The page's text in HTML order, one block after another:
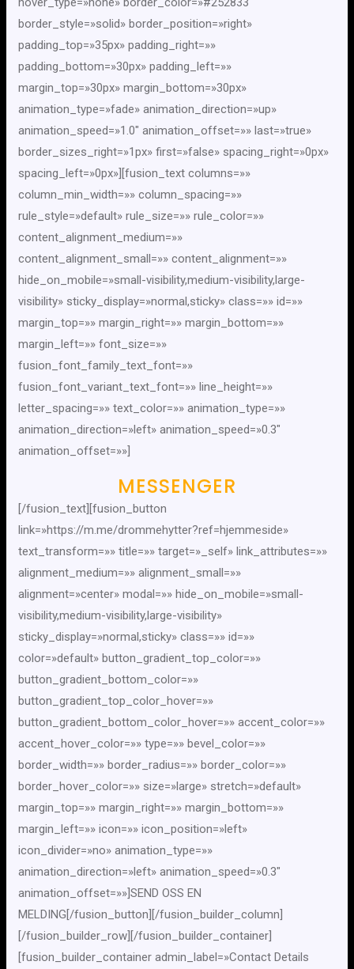
border_style=»solid» border_position=»right»
padding_top=»35px» padding_right=»»
padding_bottom=»30px» padding_left=»»
margin_top=»30px» margin_bottom=»30px»
animation_type=»fade» animation_direction=»up»
animation_speed=»1.0″ animation_offset=»» last=»true»
border_sizes_right=»1px» first=»false» spacing_right=»0px»
spacing_left=»0px»][fusion_text columns=»»
column_min_width=»» column_spacing=»»
rule_style=»default» rule_size=»» rule_color=»»
content_alignment_medium=»»
content_alignment_small=»» content_alignment=»»
hide_on_mobile=»small-visibility,medium-visibility,large-
visibility» sticky_display=»normal,sticky» class=»» id=»»
margin_top=»» margin_right=»» margin_bottom=»»
margin_left=»» font_size=»»
fusion_font_family_text_font=»»
fusion_font_variant_text_font=»» line_height=»»
letter_spacing=»» text_color=»» animation_type=»»
animation_direction=»left» animation_speed=»0.3″
animation_offset=»»]
MESSENGER
[/fusion_text][fusion_button
link=»https://m.me/drommehytter?ref=hjemmeside»
text_transform=»» title=»» target=»_self» link_attributes=»»
alignment_medium=»» alignment_small=»»
alignment=»center» modal=»» hide_on_mobile=»small-
visibility,medium-visibility,large-visibility»
sticky_display=»normal,sticky» class=»» id=»»
color=»default» button_gradient_top_color=»»
button_gradient_bottom_color=»»
button_gradient_top_color_hover=»»
button_gradient_bottom_color_hover=»» accent_color=»»
accent_hover_color=»» type=»» bevel_color=»»
border_width=»» border_radius=»» border_color=»»
border_hover_color=»» size=»large» stretch=»default»
margin_top=»» margin_right=»» margin_bottom=»»
margin_left=»» icon=»» icon_position=»left»
icon_divider=»no» animation_type=»»
animation_direction=»left» animation_speed=»0.3″
animation_offset=»»]SEND OSS EN
MELDING[/fusion_button][/fusion_builder_column]
[/fusion_builder_row][/fusion_builder_container]
[fusion_builder_container admin_label=»Contact Details